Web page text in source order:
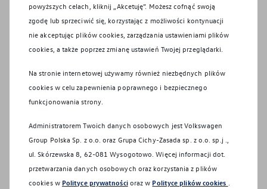
Sprawdź co dla Ciebie
przygotowaliśmy
Formularz kontaktowy
Facebook
Instagram
Podane ceny obejmują podatek VAT (23%).
powyższych celach, kliknij „Akcetuję”. Możesz cofnąć swoją
zgodę lub sprzeciwić się, korzystając z możliwości kontynuacji
nie akceptując plików cookies, zarządzania ustawieniami plików
cookies, a także poprzez zmianę ustawień Twojej przeglądarki.
Na stronie internetowej używamy również niezbędnych plików
cookies w celu zapewnienia poprawnego i bezpiecznego
funkcjonowania strony.
Administratorem Twoich danych osobowych jest Volkswagen
Group Polska Sp. z o.o. oraz Grupa Cichy-Zasada sp. z o.o. sp.j .,
ul. Skórzewska 8, 62-081 Wysogotowo. Więcej informacji dot.
przetwarzania danych osobowych oraz korzystania z plików
cookies w Polityce prywatnościoraz w Polityce plików cookies .